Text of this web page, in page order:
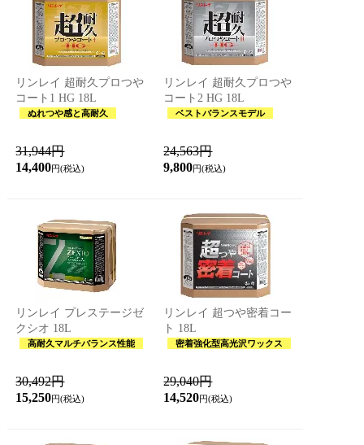
リンレイ 超耐久プロつや
コート1 HG 18L
ぬれつや感と高耐久
31,944円
14,400円(税込)
リンレイ 超耐久プロつや
コート2 HG 18L
ベストバランスモデル
24,563円
9,800円(税込)
リンレイ プレステージゼ
クシオ 18L
高耐久マルチバランス性能
30,492円
15,250円(税込)
リンレイ 超つや密着コー
ト 18L
密着強化型高光沢ワックス
29,040円
14,520円(税込)